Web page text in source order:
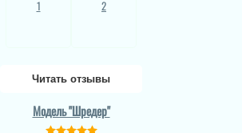
Читать отзывы
Модель "Шредер"